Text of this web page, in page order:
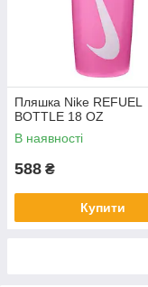
Пляшка Nike REFUEL
BOTTLE 18 OZ
В наявності
588 ₴
Купити